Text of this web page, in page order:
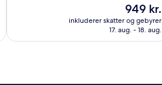
Prisen
949 kr.
949 kr.
inkluderer skatter og gebyrer
17. aug. - 18. aug.